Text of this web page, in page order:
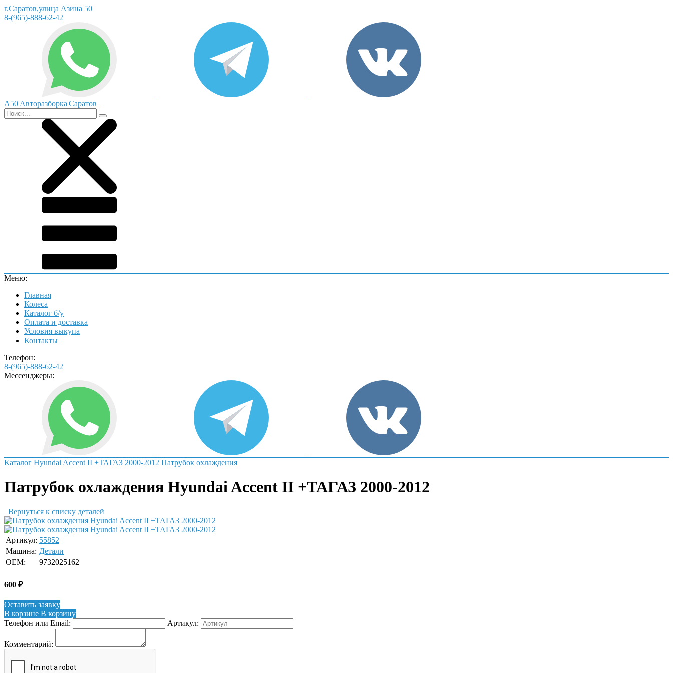
г.Саратов,улица Азина 50
8-(965)-888-62-42
А50|Авторазборка|Саратов
Меню:
Главная
Колеса
Каталог б/у
Оплата и доставка
Условия выкупа
Контакты
Телефон:
8-(965)-888-62-42
Мессенджеры:
Каталог Hyundai Accent II +ТАГАЗ 2000-2012 Патрубок охлаждения
Патрубок охлаждения Hyundai Accent II +ТАГАЗ 2000-2012
Вернуться к списку деталей
Артикул: 55852
Машина: Детали
OEM:
9732025162
600 ₽
Оставить заявку
В корзине В корзину
Телефон или Email:
Артикул:
Комментарий: